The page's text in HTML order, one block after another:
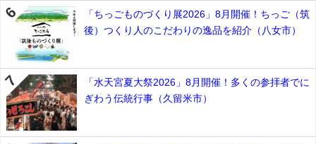
「ちっごものづくり展2026」8月開催！ちっご（筑
後）つくり人のこだわりの逸品を紹介（八女市）
「水天宮夏大祭2026」8月開催！多くの参拝者でに
ぎわう伝統行事（久留米市）